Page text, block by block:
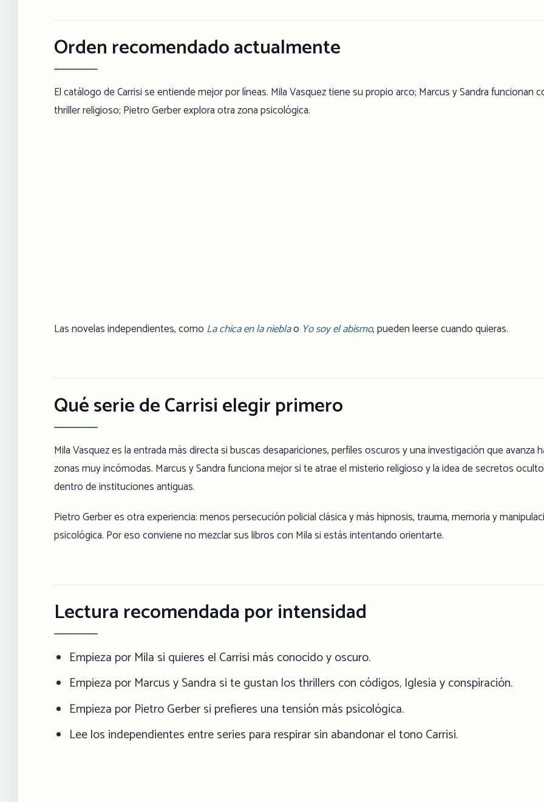
Orden recomendado actualmente
El catálogo de Carrisi se entiende mejor por líneas. Mila Vasquez tiene su propio arco; Marcus y Sandra funcionan
thriller religioso; Pietro Gerber explora otra zona psicológica.
Las novelas independientes, como La chica en la nieblao Yo soy el abismo, pueden leerse cuando quieras.
Qué serie de Carrisi elegir primero
Mila Vasquez es la entrada más directa si buscas desapariciones, perfiles oscuros y una investigación que avanza
zonas muy incómodas. Marcus y Sandra funciona mejor si te atrae el misterio religioso y la idea de secretos
dentro de instituciones antiguas.
Pietro Gerber es otra experiencia: menos persecución policial clásica y más hipnosis, trauma, memoria y
psicológica. Por eso conviene no mezclar sus libros con Mila si estás intentando orientarte.
Lectura recomendada por intensidad
Empieza por Mila si quieres el Carrisi más conocido y oscuro.
Empieza por Marcus y Sandra si te gustan los thrillers con códigos, Iglesia y conspiración.
Empieza por Pietro Gerber si prefieres una tensión más psicológica.
Lee los independientes entre series para respirar sin abandonar el tono Carrisi.